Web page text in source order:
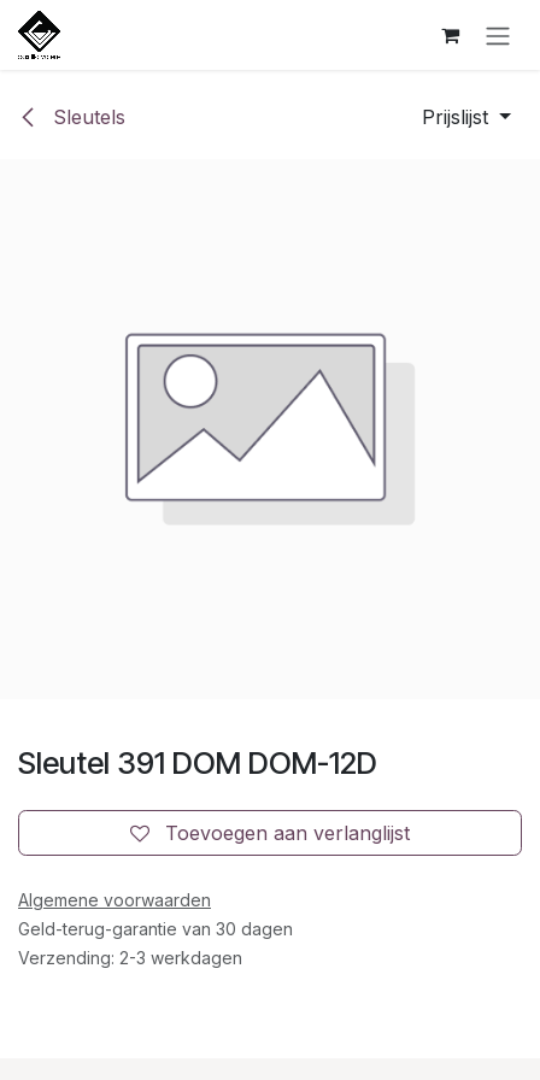
Overslaan naar inhoud
Sleutels Prijslijst
Sleutel 391 DOM DOM-12D
Toevoegen aan verlanglijst
Algemene voorwaarden
Geld-terug-garantie van 30 dagen
Verzending: 2-3 werkdagen